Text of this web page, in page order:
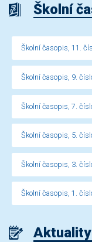
Školní
Školní časopis, 11.
Školní časopis, 9.
Školní časopis, 7.
Školní časopis, 5.
Školní časopis, 3.
Školní časopis, 1.